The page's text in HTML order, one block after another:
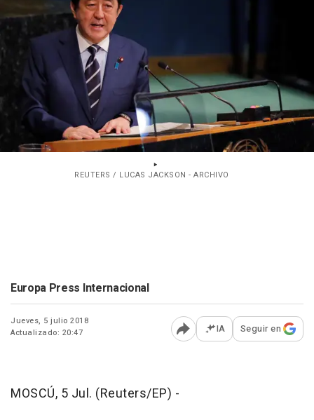
REUTERS / LUCAS JACKSON - ARCHIVO
Europa Press Internacional
Jueves, 5 julio 2018
Actualizado: 20:47
Abrir opciones para
IA Seguir en
MOSCÚ, 5 Jul. (Reuters/EP) -